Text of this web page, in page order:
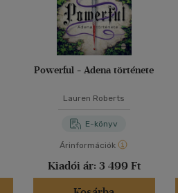
Powerful - Adena története
Lauren Roberts
E-könyv
Árinformációk
Kiadói ár: 3 499 Ft